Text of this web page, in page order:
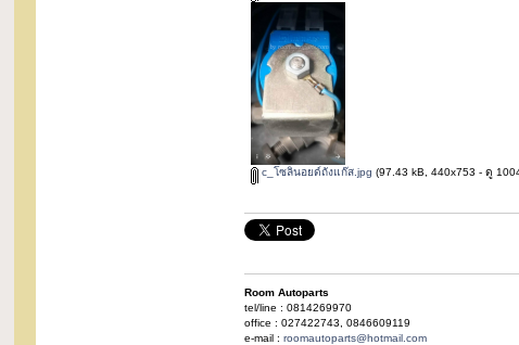
c_โซลินอยด์ถังแก๊ส.jpg (97.43 kB, 440x753 - ดู
Room Autoparts
tel/line : 0814269970
office : 027422743, 0846609119
e-mail :roomautoparts@hotmail.com